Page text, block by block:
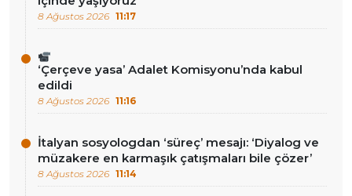
8 Ağustos 2026 11:17
‘Çerçeve yasa’ Adalet Komisyonu’nda kabul
edildi
8 Ağustos 2026 11:16
İtalyan sosyologdan ‘süreç’ mesajı: ‘Diyalog ve
müzakere en karmaşık çatışmaları bile çözer’
8 Ağustos 2026 11:14